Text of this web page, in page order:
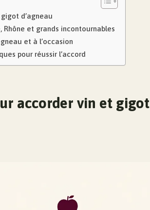
d’agneau
Rhône et grands incontournables
et à l’occasion
pour réussir l’accord
accorder vin et gigot